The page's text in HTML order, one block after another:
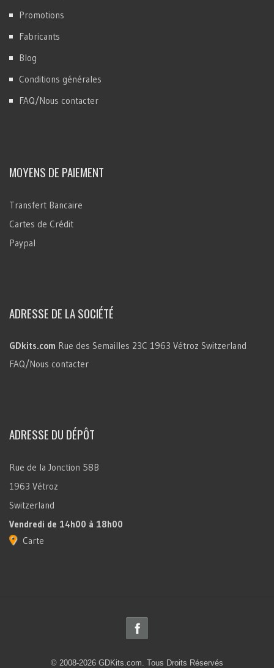
Promotions
Fabricants
Blog
Conditions générales
FAQ/Nous contacter
MOYENS DE PAIEMENT
Transfert Bancaire
Cartes de Crédit
Paypal
ADRESSE DE LA SOCIÉTÉ
GDkits.com Rue des Semailles 23C 1963 Vétroz Switzerland
FAQ/Nous contacter
ADRESSE DU DÉPÔT
Rue de la Jonction 58B
1963 Vétroz
Switzerland
Vendredi de 14h00 à 18h00
Carte
© 2008-2026 GDKits.com. Tous Droits Réservés